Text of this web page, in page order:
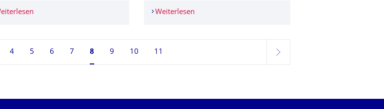
Genes in River Biofilms ..."
Neue Veröffentlichung: "Multiwalled Carbon Nanotubes ..."
Weiterlesen
4 5 6 7 Seite 8, aktuell ausgewählt
8 9 10 11
weiter